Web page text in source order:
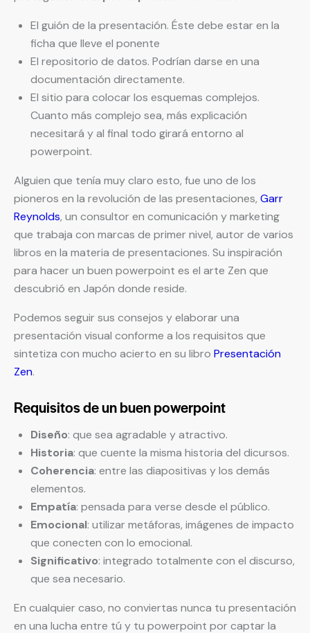
El guión de la presentación. Éste debe estar en la
ficha que lleve el ponente
El repositorio de datos. Podrían darse en una
documentación directamente.
El sitio para colocar los esquemas complejos.
Cuanto más complejo sea, más explicación
necesitará y al final todo girará entorno al
powerpoint.
Alguien que tenía muy claro esto, fue uno de los
pioneros en la revolución de las presentaciones, Garr
Reynolds, un consultor en comunicación y marketing
que trabaja con marcas de primer nivel, autor de varios
libros en la materia de presentaciones. Su inspiración
para hacer un buen powerpoint es el arte Zen que
descubrió en Japón donde reside.
Podemos seguir sus consejos y elaborar una
presentación visual conforme a los requisitos que
sintetiza con mucho acierto en su libro Presentación
Zen.
Requisitos de un buen powerpoint
Diseño: que sea agradable y atractivo.
Historia: que cuente la misma historia del dicursos.
Coherencia: entre las diapositivas y los demás
elementos.
Empatía: pensada para verse desde el público.
Emocional: utilizar metáforas, imágenes de impacto
que conecten con lo emocional.
Significativo: integrado totalmente con el discurso,
que sea necesario.
En cualquier caso, no conviertas nunca tu presentación
en una lucha entre tú y tu powerpoint por captar la